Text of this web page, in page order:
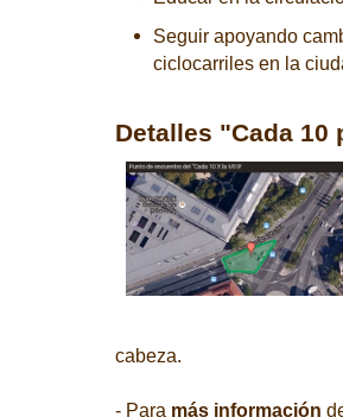
Seguir apoyando
ciclocarriles en la
Detalles "Cada 10
cabeza.
- Para más información